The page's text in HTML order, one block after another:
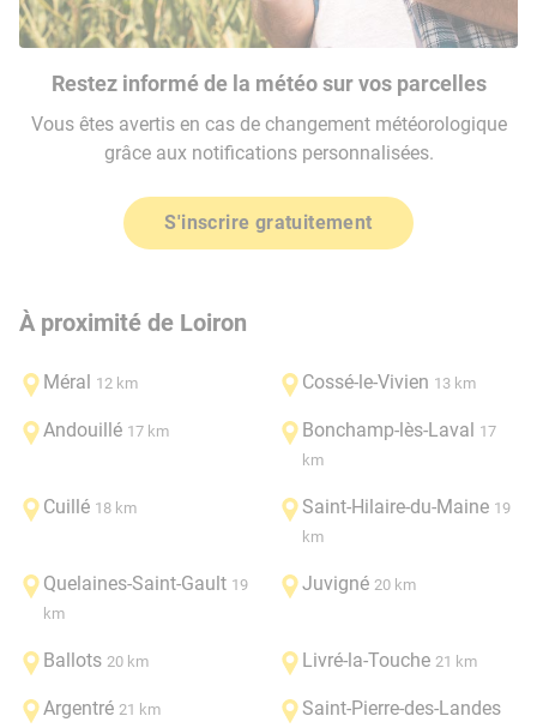
Restez informé de la météo sur vos parcelles
Vous êtes avertis en cas de changement météorologique
grâce aux notifications personnalisées.
S'inscrire gratuitement
À proximité de Loiron
Méral 12 km Cossé-le-Vivien 13 km
Andouillé 17 km Bonchamp-lès-Laval 17
km
Cuillé 18 km Saint-Hilaire-du-Maine 19
km
Quelaines-Saint-Gault 19
km
Juvigné 20 km
Ballots 20 km Livré-la-Touche 21 km
Argentré 21 km Saint-Pierre-des-Landes